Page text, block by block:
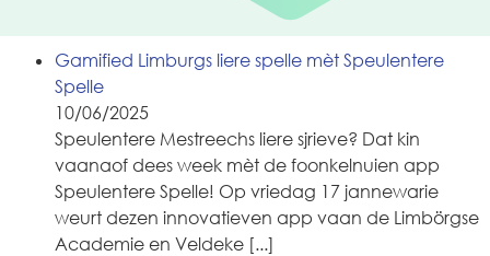
Gamified Limburgs liere spelle mèt Speulentere
Spelle
10/06/2025
Speulentere Mestreechs liere sjrieve? Dat kin
vaanaof dees week mèt de foonkelnuien app
Speulentere Spelle! Op vriedag 17 jannewarie
weurt dezen innovatieven app vaan de Limbörgse
Academie en Veldeke [...]